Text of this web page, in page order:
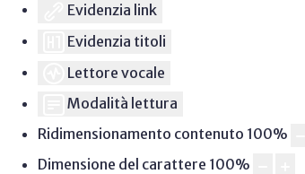
Evidenzia link
Evidenzia titoli
Lettore vocale
Modalità lettura
Ridimensionamento contenuto 100%
Dimensione del carattere 100%